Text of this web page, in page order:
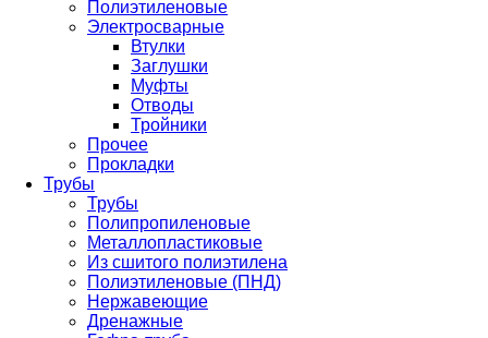
Полиэтиленовые
Электросварные
Втулки
Заглушки
Муфты
Отводы
Тройники
Прочее
Прокладки
Трубы
Трубы
Полипропиленовые
Металлопластиковые
Из сшитого полиэтилена
Полиэтиленовые (ПНД)
Нержавеющие
Дренажные